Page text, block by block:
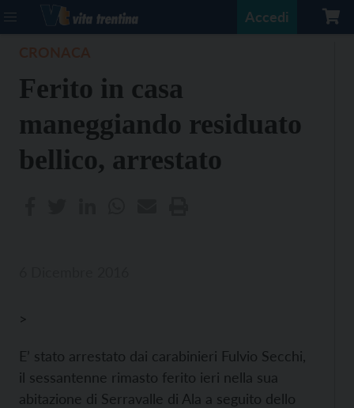
Accedi
Ferito in casa
maneggiando residuato
bellico, arrestato
>
E’ stato arrestato dai carabinieri Fulvio Secchi,
il sessantenne rimasto ferito ieri nella sua
abitazione di Serravalle di Ala a seguito dello